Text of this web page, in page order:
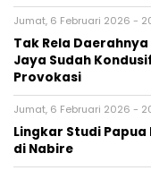
Jumat, 6 Februari 2026 -
Tak Rela
Jaya Sudah
Provokasi
Jumat, 6 Februari 2026 -
Lingkar Studi
di Nabire